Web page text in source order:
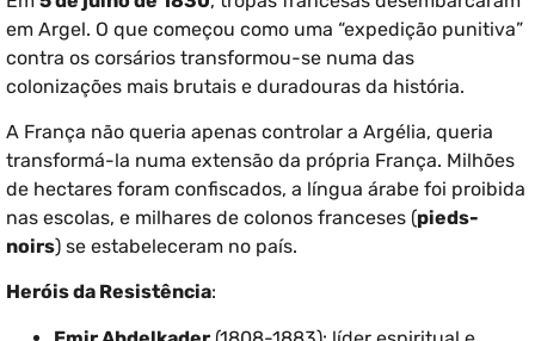
em Argel. O que começou como uma “expedição punitiva”
contra os corsários transformou-se numa das
colonizações mais brutais e duradouras da história.
A França não queria apenas controlar a Argélia, queria
transformá-la numa extensão da própria França. Milhões
de hectares foram confiscados, a língua árabe foi proibida
nas escolas, e milhares de colonos franceses (pieds-
noirs) se estabeleceram no país.
Heróis da Resistência: